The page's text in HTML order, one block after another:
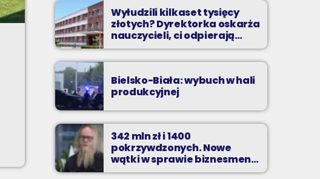
Wyłudzili kilkaset tysięcy
złotych? Dyrektorka oskarża
nauczycieli, ci odpierają
zarzuty
Bielsko-Biała: wybuch w hali
produkcyjnej
342 mln zł i 1400
pokrzywdzonych. Nowe
wątki w sprawie biznesmena
z Bielska-Białej